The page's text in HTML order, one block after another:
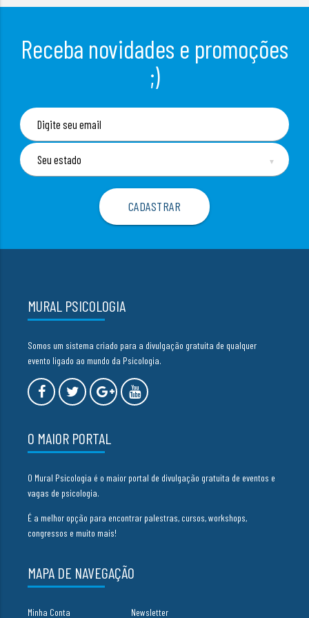
Receba novidades e promoções
;)
▼
MURAL PSICOLOGIA
Somos um sistema criado para a divulgação gratuita de qualquer
evento ligado ao mundo da Psicologia.
O MAIOR PORTAL
O Mural Psicologia é o maior portal de divulgação gratuita de eventos e
vagas de psicologia.
É a melhor opção para encontrar palestras, cursos, workshops,
congressos e muito mais!
MAPA DE NAVEGAÇÃO
Minha Conta Newsletter